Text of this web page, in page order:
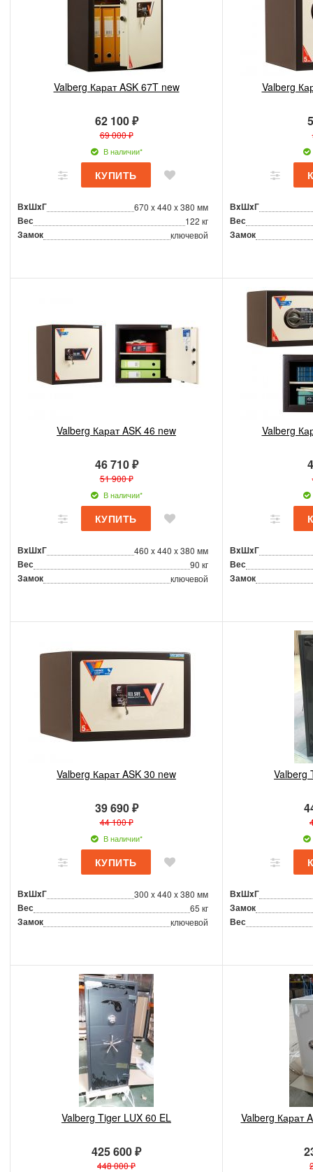
Valberg Карат ASK 67T new
62 100 ₽
69 000 ₽
В наличии*
ВxШxГ 670 x 440 x 380 мм
Вес 122 кг
Замок ключевой
Valberg
ВxШxГ
Вес
Замок
Valberg Карат ASK 46 new
46 710 ₽
51 900 ₽
В наличии*
ВxШxГ 460 x 440 x 380 мм
Вес 90 кг
Замок ключевой
Valberg
ВxШxГ
Вес
Замок
Valberg Карат ASK 30 new
39 690 ₽
44 100 ₽
В наличии*
ВxШxГ 300 x 440 x 380 мм
Вес 65 кг
Замок ключевой
Valberg
ВxШxГ
Замок
Вес
Valberg Tiger LUX 60 EL
425 600 ₽
448 000 ₽
Valberg Карат